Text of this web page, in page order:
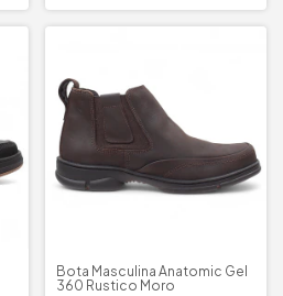
Bota Masculina Anatomic Gel
360 Rustico Moro